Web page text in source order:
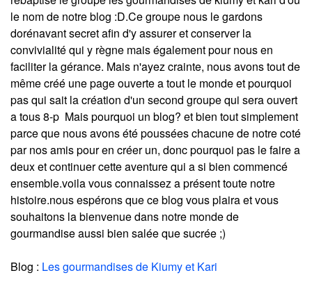
le nom de notre blog :D.Ce groupe nous le gardons
dorénavant secret afin d'y assurer et conserver la
convivialité qui y règne mais également pour nous en
faciliter la gérance. Mais n'ayez crainte, nous avons tout de
même créé une page ouverte a tout le monde et pourquoi
pas qui sait la création d'un second groupe qui sera ouvert
a tous 8-p Mais pourquoi un blog? et bien tout simplement
parce que nous avons été poussées chacune de notre coté
par nos amis pour en créer un, donc pourquoi pas le faire a
deux et continuer cette aventure qui a si bien commencé
ensemble.voila vous connaissez a présent toute notre
histoire.nous espérons que ce blog vous plaira et vous
souhaitons la bienvenue dans notre monde de
gourmandise aussi bien salée que sucrée ;)
Blog : Les gourmandises de Kiumy et Kari